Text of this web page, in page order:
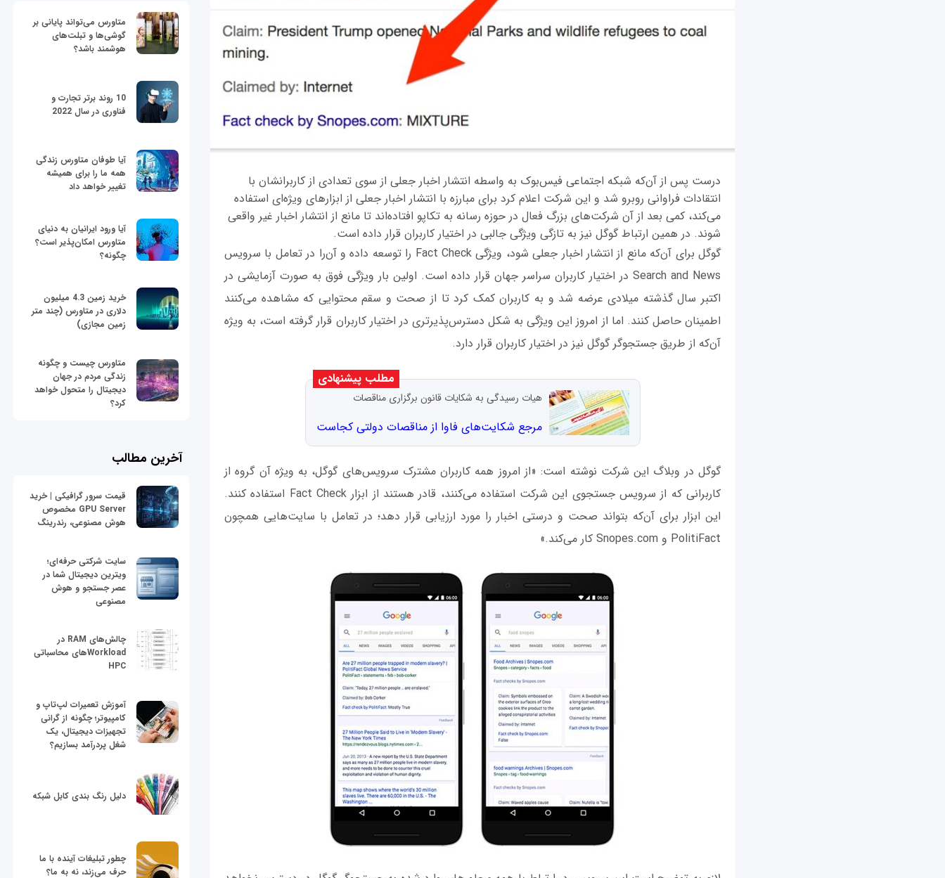
درست پس از آن‌که شبکه اجتماعی فیس‌بوک به واسطه انتشار اخبار جعلی از سوی تعدادی از کاربرانشان با
انتقادات فراوانی روبرو شد و این شرکت اعلام کرد برای مبارزه با انتشار اخبار جعلی از ابزارهای ویژه‌ای استفاده
می‌کند، کمی بعد از آن شرکت‌های بزرگ فعال در حوزه رسانه به تکاپو افتاده‌اند تا مانع از انتشار اخبار غیر واقعی
شوند. در همین ارتباط گوگل نیز به تازگی ویژگی جالبی در اختیار کاربران قرار داده است.
گوگل برای آ‌ن‌که مانع از انتشار اخبار جعلی شود، ویژگی Fact Check را توسعه داده و آن‌را در تعامل با سرویس
Search and News در اختیار کاربران سراسر جهان قرار داده است. اولین بار ویژگی فوق به صورت آزمایشی در
اکتبر سال گذشته میلادی عرضه شد و به کاربران کمک کرد تا از صحت و سقم محتوایی که مشاهده می‌کنند
اطمینان حاصل کنند. اما از امروز این ویژگی به شکل دسترس‌پذیرتری در اختیار کاربران قرار گرفته است، به ویژه
آن‌که از طریق جستجوگر گوگل نیز در اختیار کاربران قرار دارد.
مطلب پیشنهادی
هیات رسیدگی به شکایات قانون برگزاری مناقصات
مرجع شکایت‌های فاوا از مناقصات دولتی کجاست
گوگل در وبلاگ این شرکت نوشته است: «از امروز همه کاربران مشترک سرویس‌های گوگل، به ویژه آن گروه از
کاربرانی که از سرویس جستجوی این شرکت استفاده می‌کنند، قادر هستند از ابزار Fact Check استفاده کنند.
این ابزار برای آن‌که بتواند صحت و درستی اخبار را مورد ارزیابی قرار دهد؛ در تعامل با سایت‌هایی همچون
PolitiFact و Snopes.com کار می‌کند.»
متاورس می‌تواند پایانی بر
گوشی‌ها و تبلت‌های
هوشمند باشد؟
10 روند برتر تجارت و
فناوری در سال 2022
آیا طوفان متاورس زندگی
همه ما را برای همیشه
تغییر خواهد داد
آیا ورود ایرانیان به دنیای
متاورس امکان‌پذیر است؟
چگونه؟
خرید زمین 4.3 میلیون
دلاری در متاورس (چند متر
زمین مجازی)
متاورس چیست و چگونه
زندگی مردم در جهان
دیجیتال را متحول خواهد
کرد؟
آخرین مطالب
قیمت سرور گرافیکی | خرید
GPU Server مخصوص
هوش مصنوعی، رندرینگ
سایت شرکتی حرفه‌ای؛
ویترین دیجیتال شما در
عصر جستجو و هوش
مصنوعی
چالش‌های RAM در
Workloadهای محاسباتی
HPC
آموزش تعمیرات لپ‌تاپ و
کامپیوتر؛ چگونه از گرانی
تجهیزات دیجیتال، یک
شغل پردرآمد بسازیم؟
دلیل رنگ بندی کابل شبکه
چطور تبلیغات آینده با ما
حرف می‌زند، نه به ما؟